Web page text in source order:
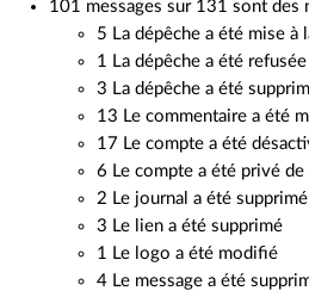
101 messages sur 131 sont des
5 La dépêche a été mise à
1 La dépêche a été refusée
3 La dépêche a été
13 Le commentaire a été
17 Le compte a été
6 Le compte a été privé
2 Le journal a été supprimé
3 Le lien a été supprimé
1 Le logo a été modifié
4 Le message a été